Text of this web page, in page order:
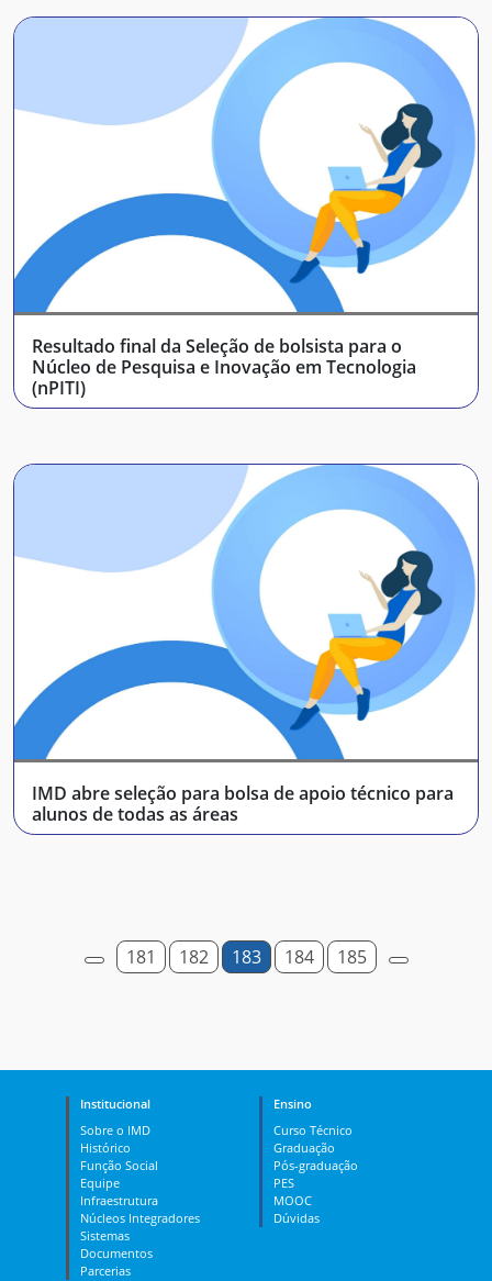
Resultado final da Seleção de bolsista para o
Núcleo de Pesquisa e Inovação em Tecnologia
(nPITI)
IMD abre seleção para bolsa de apoio técnico para
alunos de todas as áreas
181 182 183 184 185
Institucional
Sobre o IMD
Histórico
Função Social
Equipe
Infraestrutura
Núcleos Integradores
Sistemas
Documentos
Parcerias
Ensino
Curso Técnico
Graduação
Pós-graduação
PES
MOOC
Dúvidas